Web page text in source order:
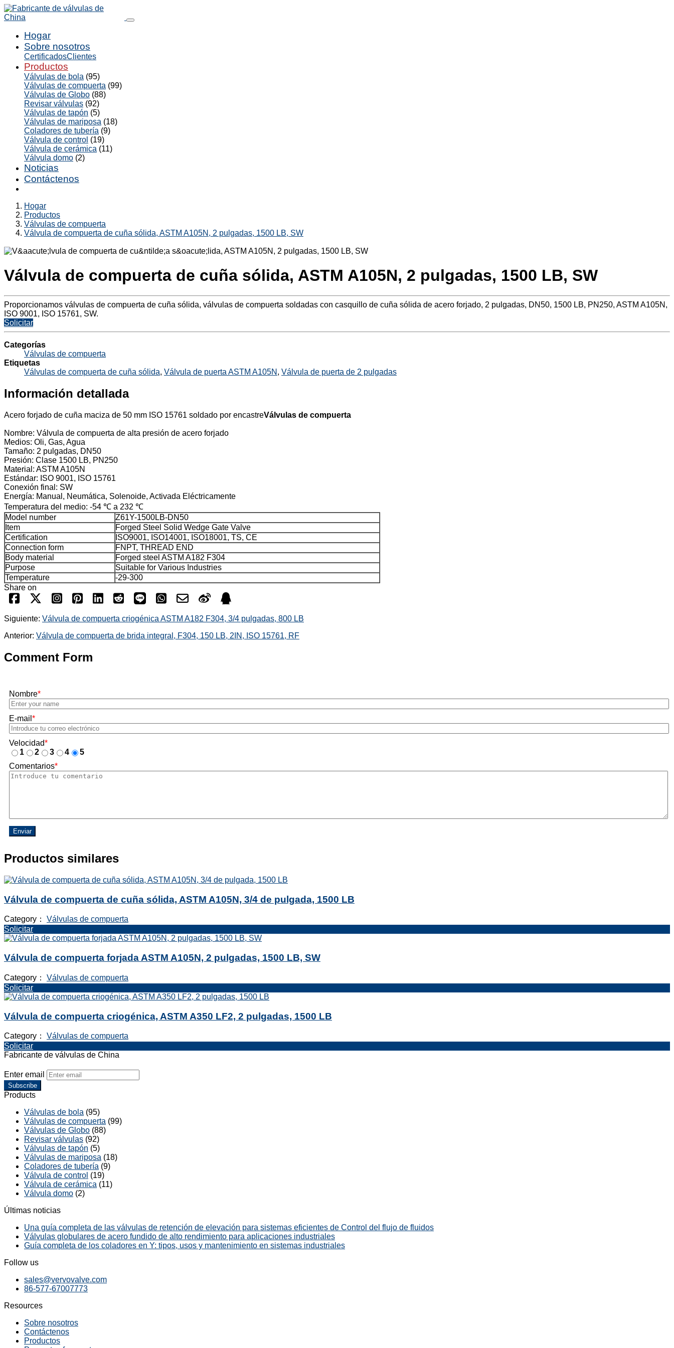
Hogar
Sobre nosotros
CertificadosClientes
Productos
Válvulas de bola (95)
Válvulas de compuerta (99)
Válvulas de Globo (88)
Revisar válvulas (92)
Válvulas de tapón (5)
Válvulas de mariposa (18)
Coladores de tubería (9)
Válvula de control (19)
Válvula de cerámica (11)
Válvula domo (2)
Noticias
Contáctenos
Hogar
Productos
Válvulas de compuerta
Válvula de compuerta de cuña sólida, ASTM A105N, 2 pulgadas, 1500 LB, SW
Válvula de compuerta de cuña sólida, ASTM A105N, 2 pulgadas, 1500 LB, SW
Proporcionamos válvulas de compuerta de cuña sólida, válvulas de compuerta soldadas con casquillo de cuña sólida de acero forjado, 2 pulgadas, DN50, 1500 LB, PN250, ASTM A105N,
ISO 9001, ISO 15761, SW.
Solicitar
Categorías
Válvulas de compuerta
Etiquetas
Válvulas de compuerta de cuña sólida, Válvula de puerta ASTM A105N , Válvula de puerta de 2 pulgadas
Información detallada
Acero forjado de cuña maciza de 50 mm ISO 15761 soldado por encastreVálvulas de compuerta
Nombre: Válvula de compuerta de alta presión de acero forjado
Medios: Oli, Gas, Agua
Tamaño: 2 pulgadas, DN50
Presión: Clase 1500 LB, PN250
Material: ASTM A105N
Estándar: ISO 9001, ISO 15761
Conexión final: SW
Energía: Manual, Neumática, Solenoide, Activada Eléctricamente
Temperatura del medio: -54 ℃ a 232 ℃
Model number
Z61Y-1500LB-DN50
Item
Forged Steel Solid Wedge Gate Valve
Certification
ISO9001, ISO14001, ISO18001, TS, CE
Connection form
FNPT, THREAD END
Body material
Forged steel ASTM A182 F304
Purpose
Suitable for Various Industries
Temperature
-29-300
Share on
Siguiente: Válvula de compuerta criogénica ASTM A182 F304, 3/4 pulgadas, 800 LB
Anterior: Válvula de compuerta de brida integral, F304, 150 LB, 2IN, ISO 15761, RF
Comment Form
Nombre*
E-mail *
Velocidad*
1
2 3 4
5
Comentarios*
Enviar
Productos similares
Válvula de compuerta de cuña sólida, ASTM A105N, 3/4 de pulgada, 1500 LB
Category： Válvulas de compuerta
Solicitar
Válvula de compuerta forjada ASTM A105N, 2 pulgadas, 1500 LB, SW
Category： Válvulas de compuerta
Solicitar
Válvula de compuerta criogénica, ASTM A350 LF2, 2 pulgadas, 1500 LB
Category： Válvulas de compuerta
Solicitar
Fabricante de válvulas de China
Enter email
Subscribe
Products
Válvulas de bola (95)
Válvulas de compuerta (99)
Válvulas de Globo (88)
Revisar válvulas (92)
Válvulas de tapón (5)
Válvulas de mariposa (18)
Coladores de tubería (9)
Válvula de control (19)
Válvula de cerámica (11)
Válvula domo (2)
Últimas noticias
Una guía completa de las válvulas de retención de elevación para sistemas eficientes de Control del flujo de fluidos
Válvulas globulares de acero fundido de alto rendimiento para aplicaciones industriales
Guía completa de los coladores en Y: tipos, usos y mantenimiento en sistemas industriales
Follow us
sales@vervovalve.com
86-577-67007773
Resources
Sobre nosotros
Contáctenos
Productos